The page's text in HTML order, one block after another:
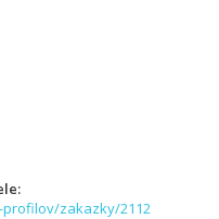
zakazky/2112